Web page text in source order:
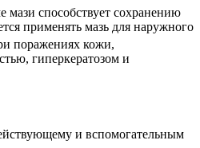
мази способствует сохранению
применять мазь для наружного
поражениях кожи,
гиперкератозом и
и вспомогательным